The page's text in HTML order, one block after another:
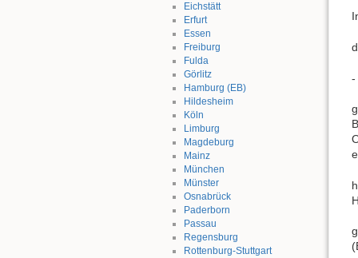
Eichstätt
Erfurt
Essen
Freiburg
Fulda
Görlitz
Hamburg (EB)
Hildesheim
Köln
Limburg
Magdeburg
Mainz
München
Münster
Osnabrück
Paderborn
Passau
Regensburg
Rottenburg-Stuttgart
-